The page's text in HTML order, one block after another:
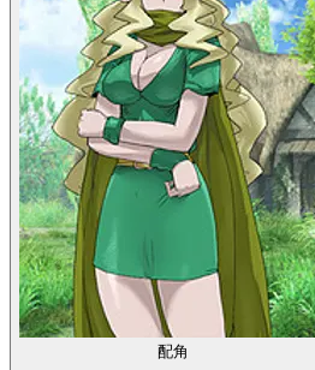
配角